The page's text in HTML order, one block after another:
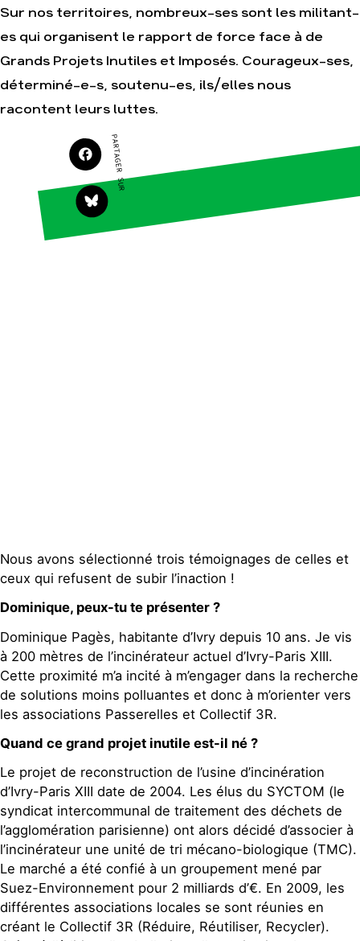
Agir
terrain
Agir au quotidien
Soutenir les
campagnes
Transmettre tout ou
partie de son
patrimoine
Télécharger
Nos
thématiques
Climat – Énergie
Finance
Sur nos territoires, nombreux-ses sont les militant-
es qui organisent le rapport de force face à de
Grands Projets Inutiles et Imposés. Courageux-ses,
déterminé-e-s, soutenu-es, ils/elles nous
racontent leurs luttes.
PARTAGER SUR
Nous avons sélectionné trois témoignages de celles et
ceux qui refusent de subir l’inaction !
Dominique, peux-tu te présenter ?
Dominique Pagès, habitante d’Ivry depuis 10 ans. Je vis
à 200 mètres de l’incinérateur actuel d’Ivry-Paris XIII.
Cette proximité m’a incité à m’engager dans la recherche
de solutions moins polluantes et donc à m’orienter vers
les associations Passerelles et Collectif 3R.
Quand ce grand projet inutile est-il né ?
Le projet de reconstruction de l’usine d’incinération
d’Ivry-Paris XIII date de 2004. Les élus du SYCTOM (le
syndicat intercommunal de traitement des déchets de
l’agglomération parisienne) ont alors décidé d’associer à
l’incinérateur une unité de tri mécano-biologique (TMC).
Le marché a été confié à un groupement mené par
Suez-Environnement pour 2 milliards d’€. En 2009, les
différentes associations locales se sont réunies en
créant le Collectif 3R (Réduire, Réutiliser, Recycler).